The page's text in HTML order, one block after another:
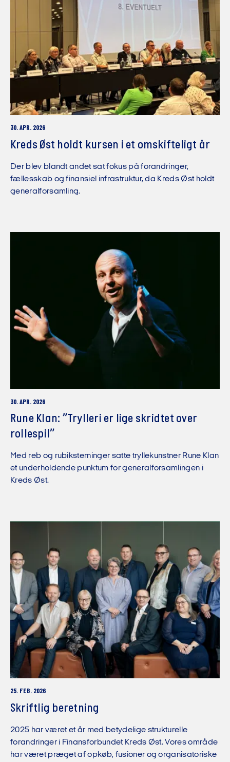
30. APR. 2026
Kreds Øst holdt kursen i et omskifteligt år
Der blev blandt andet sat fokus på forandringer,
fællesskab og finansiel infrastruktur, da Kreds Øst holdt
generalforsamling.
30. APR. 2026
Rune Klan: ”Trylleri er lige skridtet over
rollespil”
Med reb og rubiksterninger satte tryllekunstner Rune Klan
et underholdende punktum for generalforsamlingen i
Kreds Øst.
25. FEB. 2026
Skriftlig beretning
2025 har været et år med betydelige strukturelle
forandringer i Finansforbundet Kreds Øst. Vores område
har været præget af opkøb, fusioner og organisatoriske